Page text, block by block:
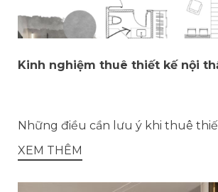
Kinh nghiệm thuê thiết kế nội
Những điều cần lưu ý khi thuê
XEM THÊM